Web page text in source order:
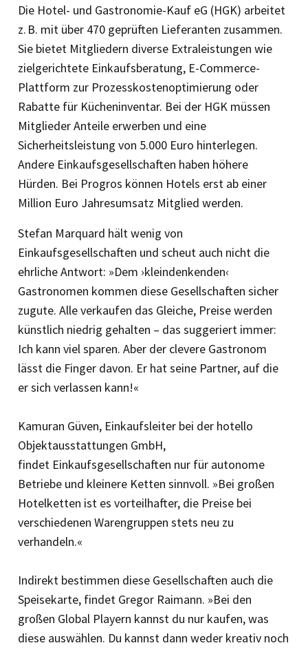
Die Hotel- und Gastronomie-Kauf eG (HGK) arbeitet
z. B. mit über 470 geprüften Lieferanten zusammen.
Sie bietet Mitgliedern diverse Extraleistungen wie
zielgerichtete Einkaufsberatung, E-Commerce-
Plattform zur Prozesskostenoptimierung oder
Rabatte für Kücheninventar. Bei der HGK müssen
Mitglieder Anteile erwerben und eine
Sicherheitsleistung von 5.000 Euro hinterlegen.
Andere Einkaufsgesellschaften haben höhere
Hürden. Bei Progros können Hotels erst ab einer
Million Euro Jahresumsatz Mitglied werden.
Stefan Marquard hält wenig von
Einkaufsgesellschaften und scheut auch nicht die
ehrliche Antwort: »Dem ›kleindenkenden‹
Gastronomen kommen diese Gesellschaften sicher
zugute. Alle verkaufen das Gleiche, Preise werden
künstlich niedrig gehalten – das suggeriert immer:
Ich kann viel sparen. Aber der clevere Gastronom
lässt die Finger davon. Er hat seine Partner, auf die
er sich verlassen kann!«
Kamuran Güven, Einkaufsleiter bei der hotello
Objektausstattungen GmbH,
findet Einkaufsgesellschaften nur für autonome
Betriebe und kleinere Ketten sinnvoll. »Bei großen
Hotelketten ist es vorteilhafter, die Preise bei
verschiedenen Warengruppen stets neu zu
verhandeln.«
Indirekt bestimmen diese Gesellschaften auch die
Speisekarte, findet Gregor Raimann. »Bei den
großen Global Playern kannst du nur kaufen, was
diese auswählen. Du kannst dann weder kreativ noch